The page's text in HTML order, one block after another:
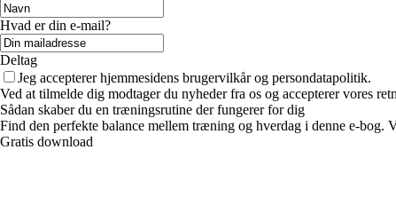
Hvad er din e-mail?
Deltag
Jeg accepterer hjemmesidens brugervilkår og persondatapolitik.
Ved at tilmelde dig modtager du nyheder fra os og accepterer vores
Sådan skaber du en træningsrutine der fungerer for dig
Find den perfekte balance mellem træning og hverdag i denne e-
Gratis download